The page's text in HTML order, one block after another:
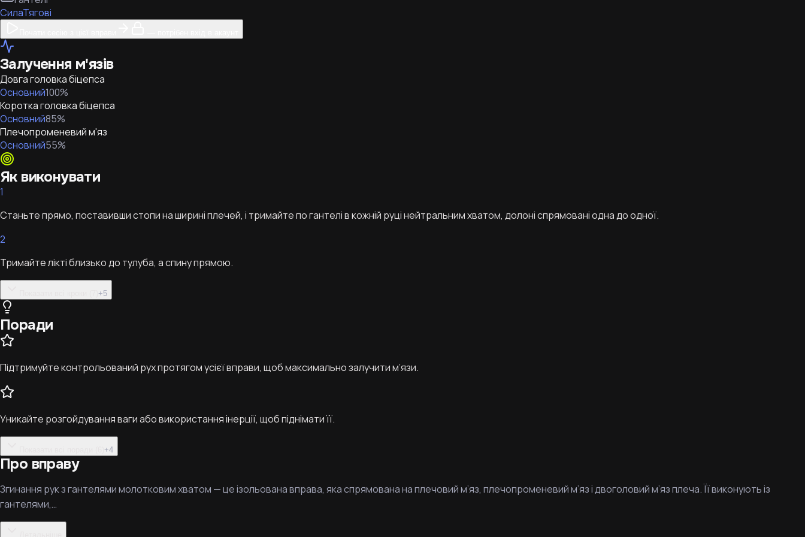
СилаТягові
Залучення м'язів
Довга головка біцепса
Основний100%
Коротка головка біцепса
Основний85%
Плечопроменевий м'яз
Основний55%
Як виконувати
1
Станьте прямо, поставивши стопи на ширині плечей, і тримайте по гантелі в кожній руці нейтральним хватом, долоні спрямовані одна до одної.
2
Тримайте лікті близько до тулуба, а спину прямою.
+5
Поради
Підтримуйте контрольований рух протягом усієї вправи, щоб максимально залучити м’язи.
Уникайте розгойдування ваги або використання інерції, щоб піднімати її.
+4
Про вправу
Згинання рук з гантелями молотковим хватом — це ізольована вправа, яка спрямована на плечовий м’яз, плечопроменевий м’яз і двоголовий м’яз плеча. Її виконують із
гантелями,…